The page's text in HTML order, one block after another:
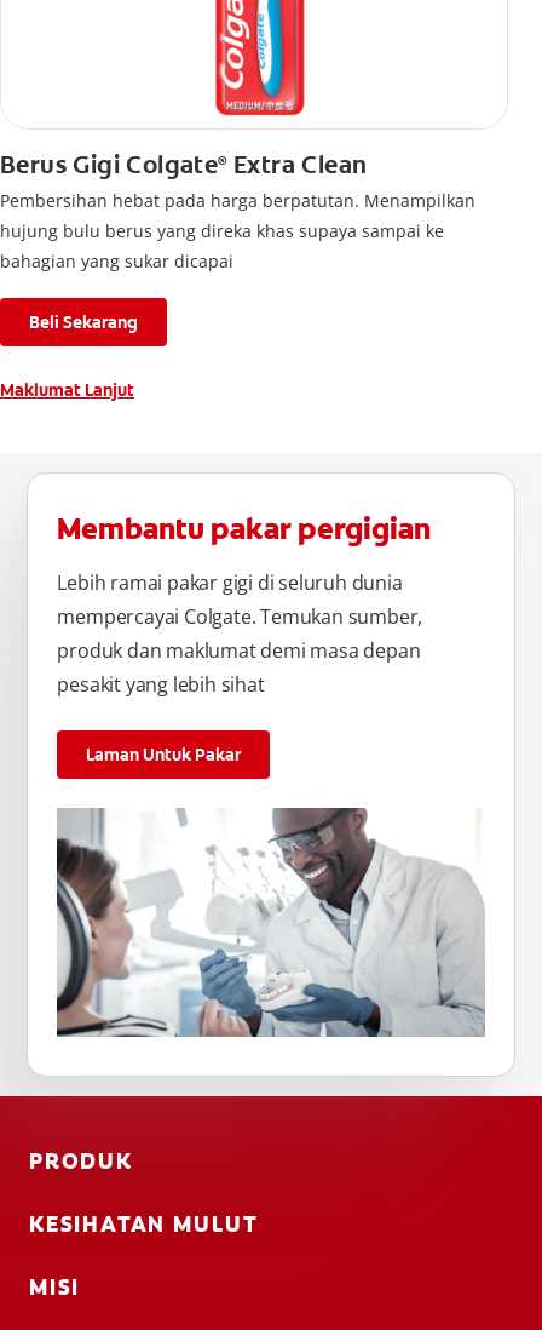
Berus Gigi Colgate®Extra Clean
Pembersihan hebat pada harga berpatutan. Menampilkan
hujung bulu berus yang direka khas supaya sampai ke
bahagian yang sukar dicapai
Beli Sekarang
Maklumat Lanjut
Membantu pakar pergigian
Lebih ramai pakar gigi di seluruh dunia
mempercayai Colgate. Temukan sumber,
produk dan maklumat demi masa depan
pesakit yang lebih sihat
Laman Untuk Pakar
PRODUK
KESIHATAN MULUT
MISI